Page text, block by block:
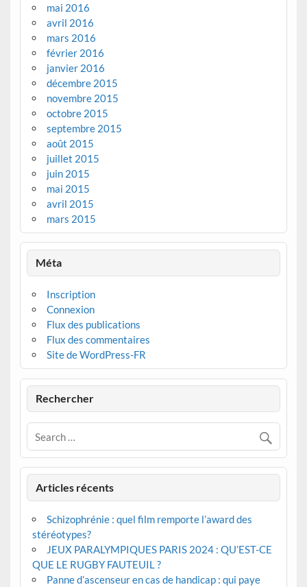
mai 2016
avril 2016
mars 2016
février 2016
janvier 2016
décembre 2015
novembre 2015
octobre 2015
septembre 2015
août 2015
juillet 2015
juin 2015
mai 2015
avril 2015
mars 2015
Méta
Inscription
Connexion
Flux des publications
Flux des commentaires
Site de WordPress-FR
Rechercher
Articles récents
Schizophrénie : quel film remporte l’award des
stéréotypes?
JEUX PARALYMPIQUES PARIS 2024 : QU’EST-CE
QUE LE RUGBY FAUTEUIL ?
Panne d’ascenseur en cas de handicap : qui paye